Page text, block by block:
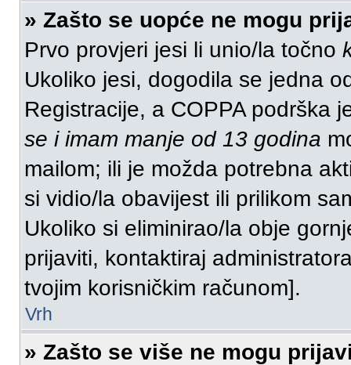
» Zašto se uopće ne mogu
Prvo provjeri jesi li unio/la točno
Ukoliko jesi, dogodila se jedna
Registracije, a COPPA podrška
se i imam manje od 13 godina
mailom; ili je možda potrebna
si vidio/la obavijest ili prilikom
Ukoliko si eliminirao/la obje
prijaviti, kontaktiraj
tvojim korisničkim računom].
Vrh
» Zašto se više ne mogu